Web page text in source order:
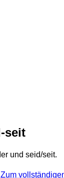
seit
und seid/seit.
Zum